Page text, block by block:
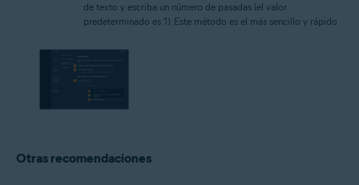
de texto y escriba un número de pasadas (el valor
predeterminado es 1). Este método es el más sencillo y rápido.
Otras recomendaciones